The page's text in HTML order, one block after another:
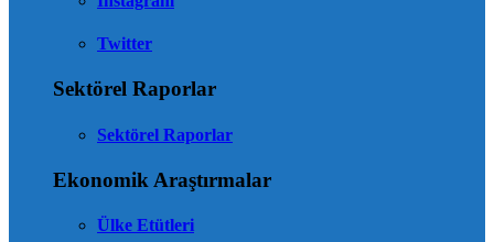
Twitter
Sektörel Raporlar
Sektörel Raporlar
Ekonomik Araştırmalar
Ülke Etütleri